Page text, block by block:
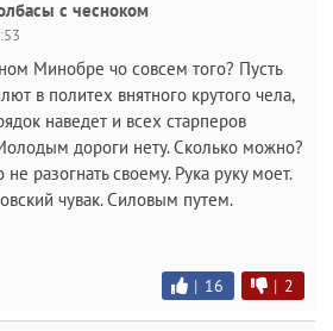
с чесноком
Минобре чо совсем того? Пусть
в политех внятного крутого чела,
наведет и всех старперов
дороги нету. Сколько можно?
не разогнать своему. Рука руку моет.
чувак. Силовым путем.
| 16 | 2